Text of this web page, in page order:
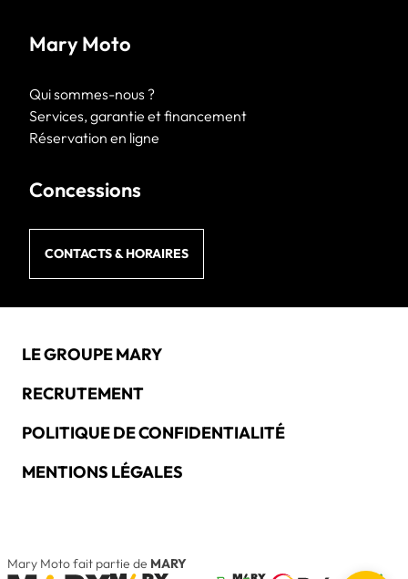
Mary Moto
Qui sommes-nous ?
Services, garantie et financement
Réservation en ligne
Concessions
CONTACTS & HORAIRES
LE GROUPE MARY
RECRUTEMENT
POLITIQUE DE CONFIDENTIALITÉ
MENTIONS LÉGALES
Mary Moto fait partie de MARY